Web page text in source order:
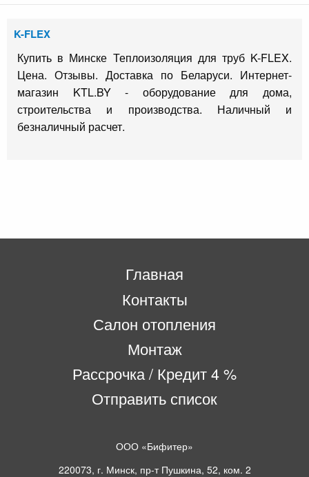
K-FLEX
Купить в Минске Теплоизоляция для труб K-FLEX.
Цена. Отзывы. Доставка по Беларуси. Интернет-
магазин KTL.BY - оборудование для дома,
строительства и производства. Наличный и
безналичный расчет.
Главная
Контакты
Салон отопления
Монтаж
Рассрочка / Кредит 4 %
Отправить список
ООО «Бифитер»
220073, г. Минск, пр-т Пушкина, 52, ком. 2